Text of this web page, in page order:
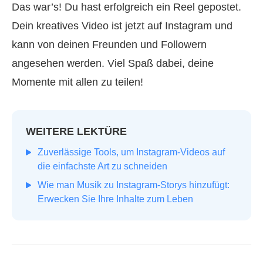
Das war’s! Du hast erfolgreich ein Reel gepostet.
Dein kreatives Video ist jetzt auf Instagram und
kann von deinen Freunden und Followern
angesehen werden. Viel Spaß dabei, deine
Momente mit allen zu teilen!
WEITERE LEKTÜRE
Zuverlässige Tools, um Instagram-Videos auf
die einfachste Art zu schneiden
Wie man Musik zu Instagram-Storys hinzufügt:
Erwecken Sie Ihre Inhalte zum Leben